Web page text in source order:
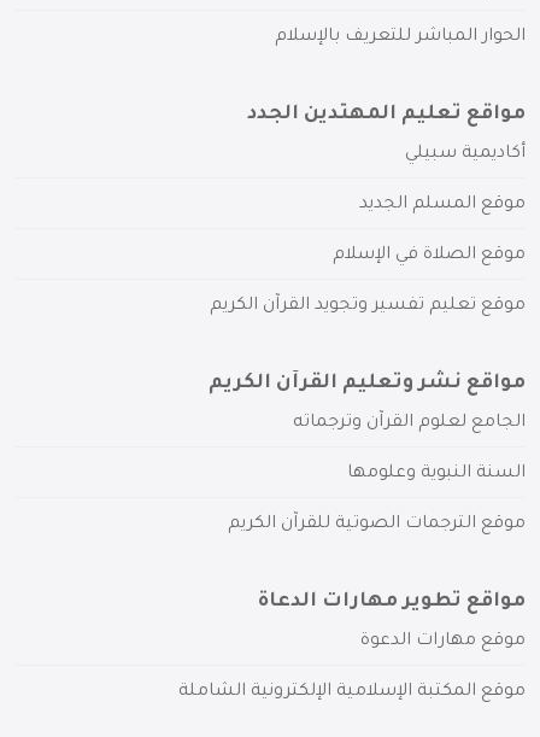
الحوار المباشر للتعريف بالإسلام
مواقع تعليم المهتدين الجدد
أكاديمية سبيلي
موقع المسلم الجديد
موقع الصلاة في الإسلام
موقع تعليم تفسير وتجويد القرآن الكريم
مواقع نشر وتعليم القرآن الكريم
الجامع لعلوم القرآن وترجماته
السنة النبوية وعلومها
موقع الترجمات الصوتية للقرآن الكريم
مواقع تطوير مهارات الدعاة
موقع مهارات الدعوة
موقع المكتبة الإسلامية الإلكترونية الشاملة